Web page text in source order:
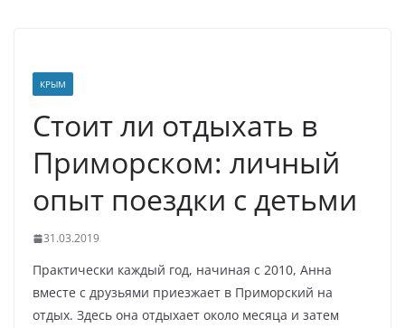
КРЫМ
Стоит ли отдыхать в
Приморском: личный
опыт поездки с детьми
31.03.2019
Практически каждый год, начиная с 2010, Анна
вместе с друзьями приезжает в Приморский на
отдых. Здесь она отдыхает около месяца и затем